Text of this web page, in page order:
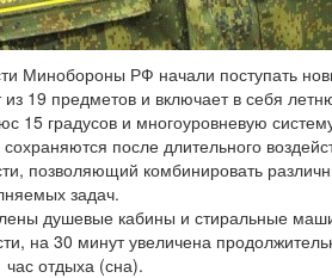
Минобороны РФ начали поступать
19 предметов и включает в себя
15 градусов и многоуровневую
после длительного
позволяющий комбинировать
задач.
душевые кабины и стиральные
на 30 минут увеличена
отдыха (сна).